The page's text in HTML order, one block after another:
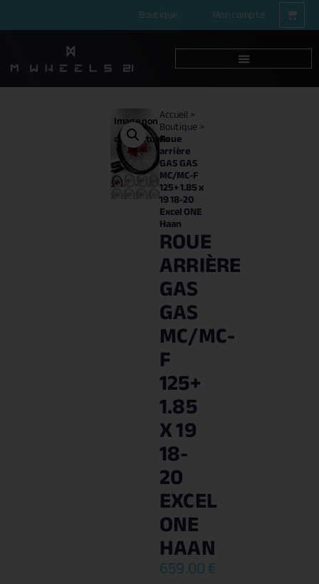
Boutique Mon compte
Image non
contractuelle
Accueil>
Boutique>
Roue
arrière
GAS GAS
MC/MC-F
125+ 1.85 x
19 18-20
Excel ONE
Haan
ROUE
ARRIÈRE
GAS
GAS
MC/MC-
F
125+
1.85
X 19
18-
20
EXCEL
ONE
HAAN
659.00€